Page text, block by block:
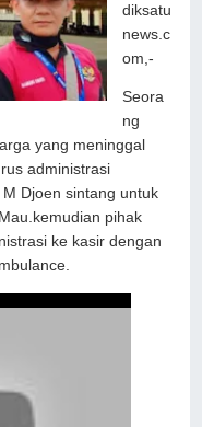
diksatu
news.c
om,-
Seora
ng
yang meninggal
administrasi
Djoen sintang untuk
pihak
ke kasir dengan